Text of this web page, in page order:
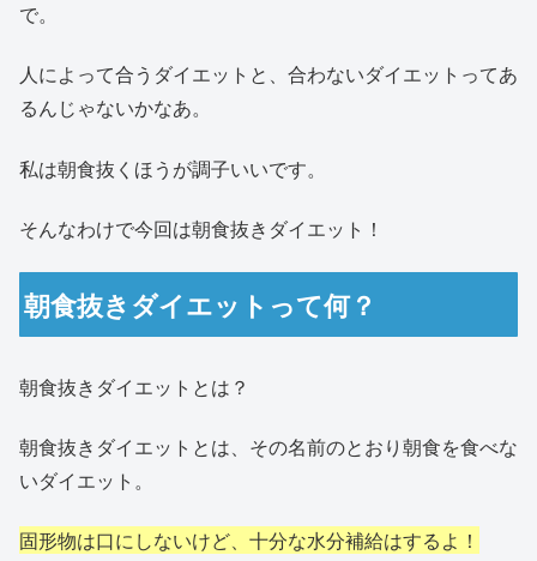
で。
人によって合うダイエットと、合わないダイエットってあ
るんじゃないかなあ。
私は朝食抜くほうが調子いいです。
そんなわけで今回は朝食抜きダイエット！
朝食抜きダイエットって何？
朝食抜きダイエットとは？
朝食抜きダイエットとは、その名前のとおり朝食を食べな
いダイエット。
固形物は口にしないけど、十分な水分補給はするよ！